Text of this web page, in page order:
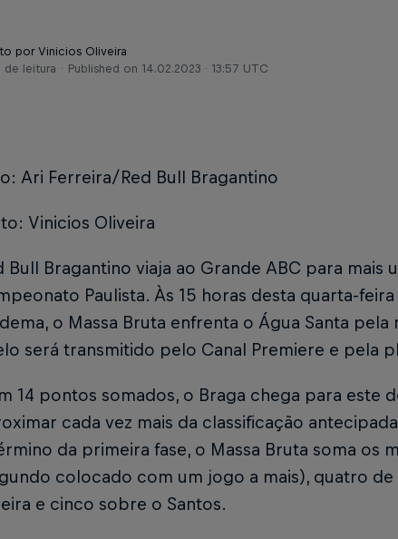
por Vinicios Oliveira
de leitura
Published on 14.02.2023 · 13:57 UTC
Ari Ferreira/Red Bull Bragantino
Vinicios Oliveira
Bull Bragantino viaja ao Grande ABC para mais
Paulista. Às 15 horas desta quarta-
o Massa Bruta enfrenta o Água Santa
será transmitido pelo Canal Premiere e pela
14 pontos somados, o Braga chega para este
cada vez mais da classificação
da primeira fase, o Massa Bruta soma os
colocado com um jogo a mais), quatro
e cinco sobre o Santos.